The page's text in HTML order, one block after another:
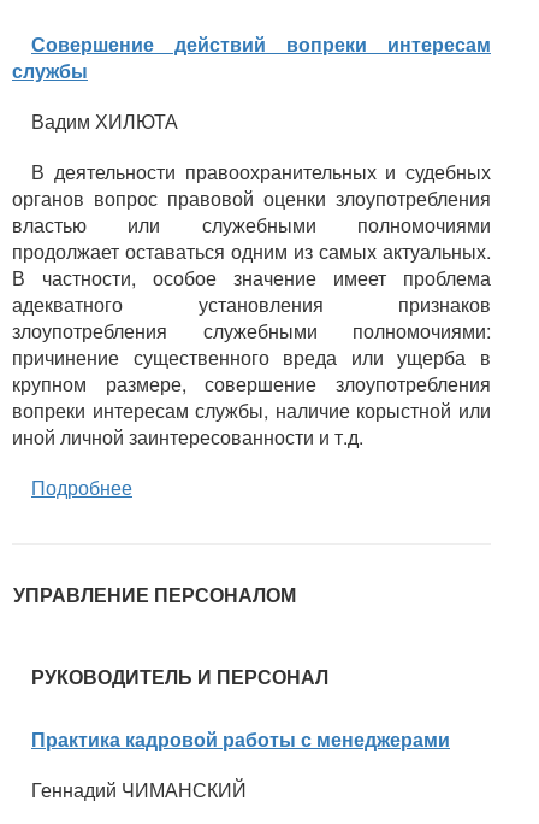
Совершение действий вопреки интересам
службы
Вадим ХИЛЮТА
В деятельности правоохранительных и судебных
органов вопрос правовой оценки злоупотребления
властью или служебными полномочиями
продолжает оставаться одним из самых актуальных.
В частности, особое значение имеет проблема
адекватного установления признаков
злоупотребления служебными полномочиями:
причинение существенного вреда или ущерба в
крупном размере, совершение злоупотребления
вопреки интересам службы, наличие корыстной или
иной личной заинтересованности и т.д.
Подробнее
УПРАВЛЕНИЕ ПЕРСОНАЛОМ
РУКОВОДИТЕЛЬ И ПЕРСОНАЛ
Практика кадровой работы с менеджерами
Геннадий ЧИМАНСКИЙ